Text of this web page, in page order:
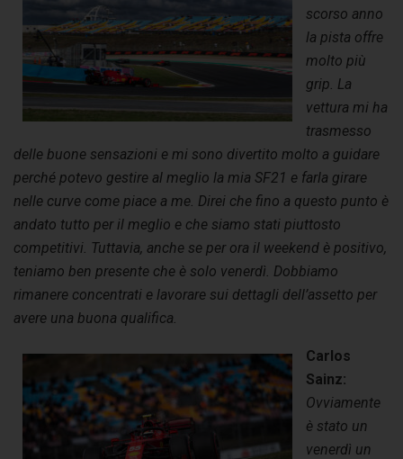
scorso anno
la pista offre
molto più
grip. La
vettura mi ha
trasmesso
delle buone sensazioni e mi sono divertito molto a guidare
perché potevo gestire al meglio la mia SF21 e farla girare
nelle curve come piace a me. Direi che fino a questo punto è
andato tutto per il meglio e che siamo stati piuttosto
competitivi. Tuttavia, anche se per ora il weekend è positivo,
teniamo ben presente che è solo venerdì. Dobbiamo
rimanere concentrati e lavorare sui dettagli dell’assetto per
avere una buona qualifica.
Carlos
Sainz:
Ovviamente
è stato un
venerdì un